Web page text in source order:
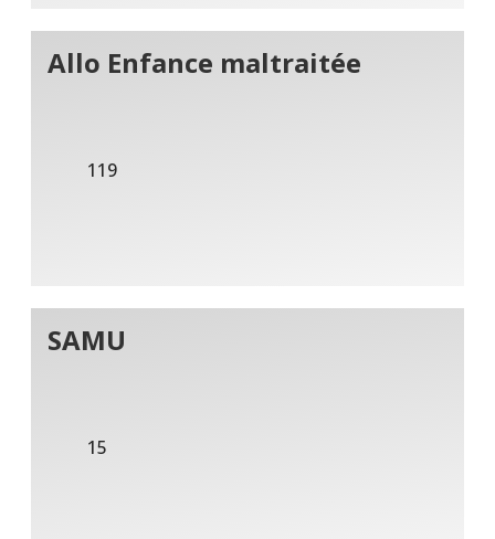
Allo Enfance maltraitée
119
SAMU
15